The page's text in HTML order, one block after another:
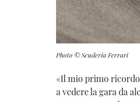
Photo © Scuderia Ferrari
«Il mio primo ricordo
a vedere la gara da